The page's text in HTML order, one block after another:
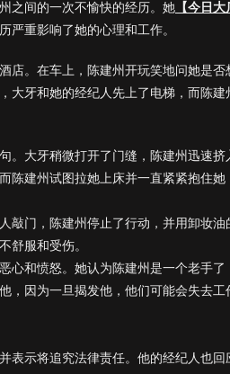
之间的一次不愉快的经历。她 【今日大
严重影响了她的心理和工作。
店。在车上，陈建州开玩笑地问她是否
大牙和她的经纪人先上了电梯，而陈建
。大牙稍微打开了门缝，陈建州迅速挤
陈建州试图拉她上床并一直紧紧抱住她
敲门，陈建州停止了行动，并用卸妆油
舒服和受伤。
心和愤怒。她认为陈建州是一个老手了
，因为一旦揭发他，他们可能会失去工
表示将追究法律责任。他的经纪人也回